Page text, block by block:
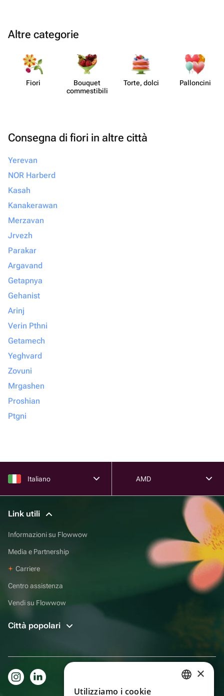
Altre categorie
Fiori
Bouquet
commes​tibili
Torte, dolci Pall​oncini
Consegna di fiori in altre città
Yerevan
NOR Harberd
Kasah
Kanakerawan
Merzavan
Jrvezh
Parakar
Argavand
Getapnya
Gehanist
Arinj
Verin Pthni
Getamech
Yeghvard
Zovuni
Mrgashen
Proshian
Ptgni
Italiano AMD
Link utili
Informazioni su Flowwow
Media e Partnership
Carriere
Centro assistenza
Vendi su Flowwow
Città popolari
×
Utilizziamo i cookie